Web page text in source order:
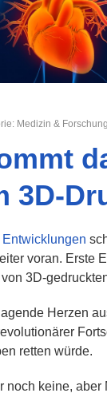
Medizin & Forschung
3D-
voran. Erste
3D-
Herzen
retten würde.
noch keine, aber